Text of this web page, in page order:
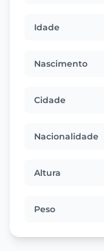
Idade
Nascimento
Cidade
Nacionalidade
Altura
Peso